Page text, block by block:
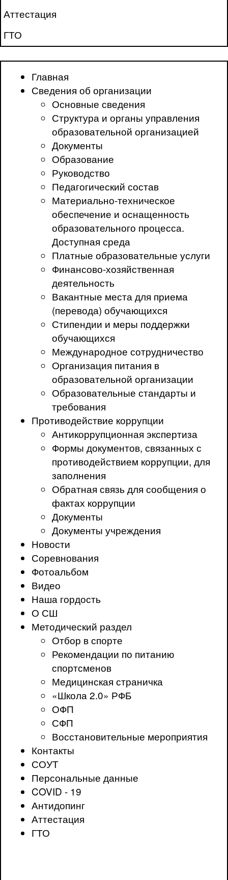
Аттестация
ГТО
Главная
Сведения об организации
Основные сведения
Структура и органы управления
образовательной организацией
Документы
Образование
Руководство
Педагогический состав
Материально-техническое
обеспечение и оснащенность
образовательного процесса.
Доступная среда
Платные образовательные услуги
Финансово-хозяйственная
деятельность
Вакантные места для приема
(перевода) обучающихся
Стипендии и меры поддержки
обучающихся
Международное сотрудничество
Организация питания в
образовательной организации
Образовательные стандарты и
требования
Противодействие коррупции
Антикоррупционная экспертиза
Формы документов, связанных с
противодействием коррупции, для
заполнения
Обратная связь для сообщения о
фактах коррупции
Документы
Документы учреждения
Новости
Соревнования
Фотоальбом
Видео
Наша гордость
О СШ
Методический раздел
Отбор в спорте
Рекомендации по питанию
спортсменов
Медицинская страничка
«Школа 2.0» РФБ
ОФП
СФП
Восстановительные мероприятия
Контакты
СОУТ
Персональные данные
COVID - 19
Антидопинг
Аттестация
ГТО